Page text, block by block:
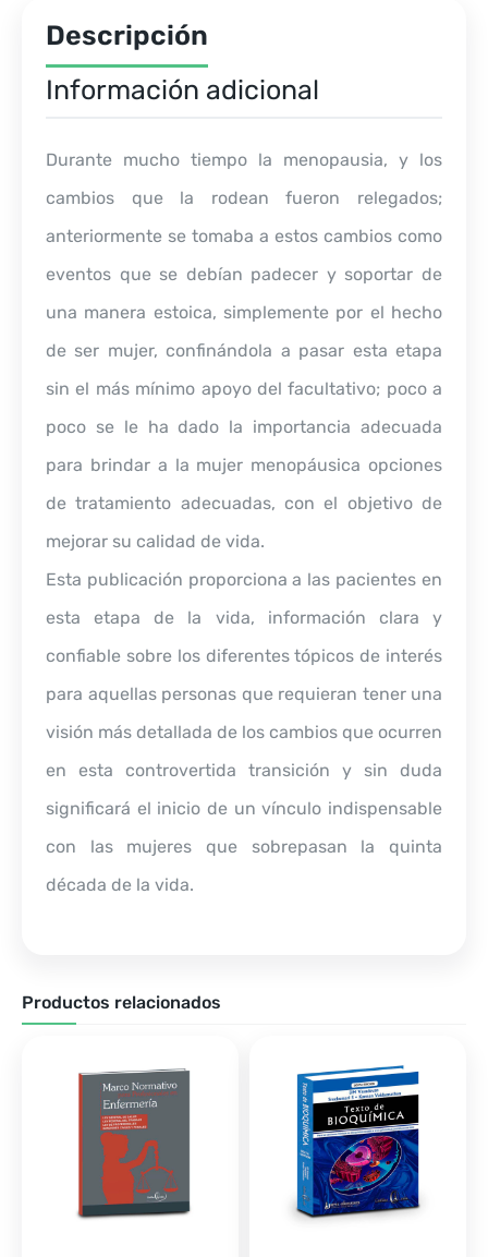
Descripción
Información adicional
Durante mucho tiempo la menopausia, y los
cambios que la rodean fueron relegados;
anteriormente se tomaba a estos cambios como
eventos que se debían padecer y soportar de
una manera estoica, simplemente por el hecho
de ser mujer, confinándola a pasar esta etapa
sin el más mínimo apoyo del facultativo; poco a
poco se le ha dado la importancia adecuada
para brindar a la mujer menopáusica opciones
de tratamiento adecuadas, con el objetivo de
mejorar su calidad de vida.
Esta publicación proporciona a las pacientes en
esta etapa de la vida, información clara y
confiable sobre los diferentes tópicos de interés
para aquellas personas que requieran tener una
visión más detallada de los cambios que ocurren
en esta controvertida transición y sin duda
significará el inicio de un vínculo indispensable
con las mujeres que sobrepasan la quinta
década de la vida.
Productos relacionados